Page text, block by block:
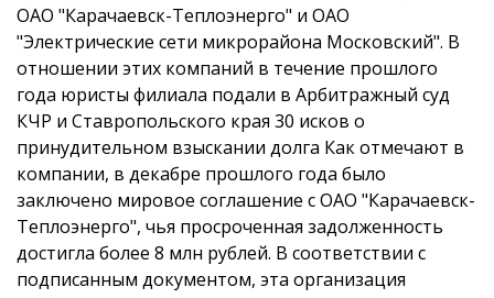
ОАО "Карачаевск-Теплоэнерго" и ОАО
"Электрические сети микрорайона Московский". В
отношении этих компаний в течение прошлого
года юристы филиала подали в Арбитражный суд
КЧР и Ставропольского края 30 исков о
принудительном взыскании долга Как отмечают в
компании, в декабре прошлого года было
заключено мировое соглашение с ОАО "Карачаевск-
Теплоэнерго", чья просроченная задолженность
достигла более 8 млн рублей. В соответствии с
подписанным документом, эта организация